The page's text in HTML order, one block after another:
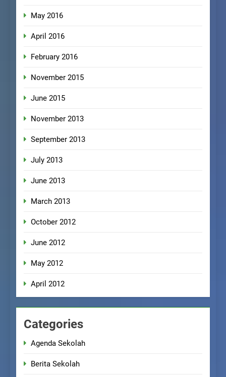
May 2016
April 2016
February 2016
November 2015
June 2015
November 2013
September 2013
July 2013
June 2013
March 2013
October 2012
June 2012
May 2012
April 2012
Categories
Agenda Sekolah
Berita Sekolah